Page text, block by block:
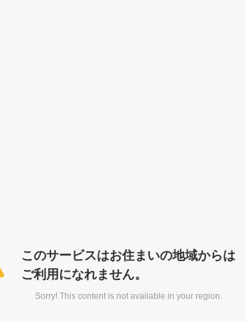
このサービスはお住まいの地域からは
ご利用になれません。
Sorry! This content is not available in your region.